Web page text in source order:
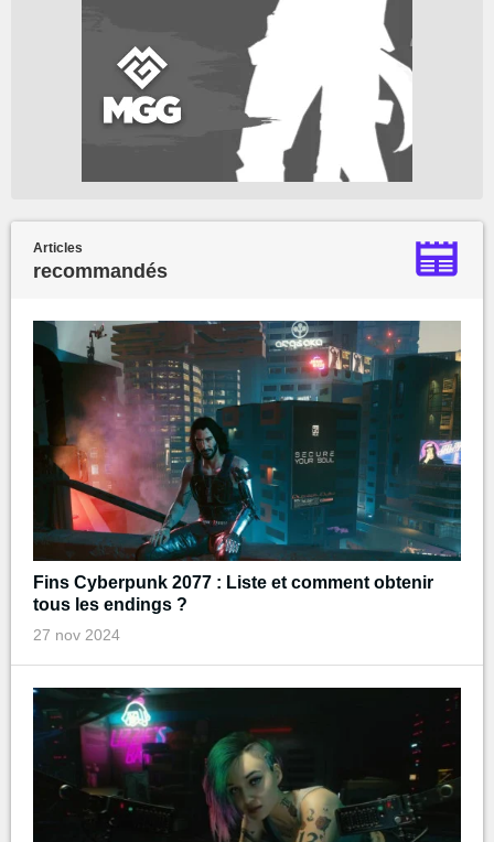
Articles
recommandés
Fins Cyberpunk 2077 : Liste et comment obtenir
tous les endings ?
27 nov 2024